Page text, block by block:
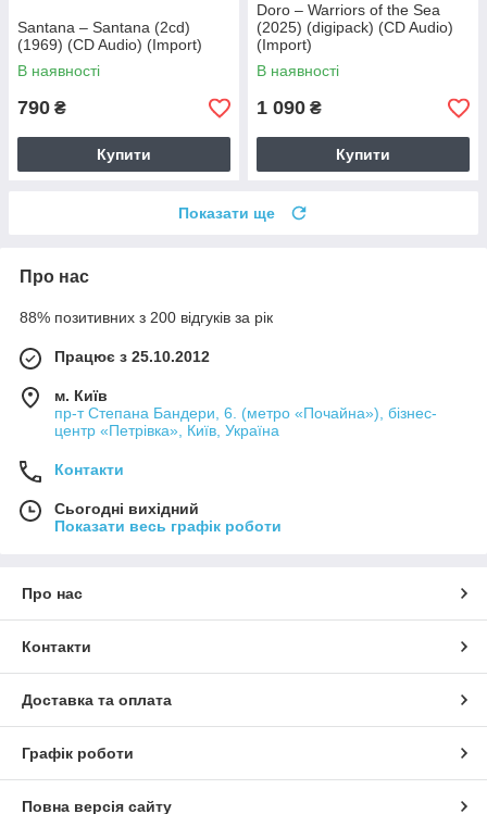
Santana – Santana (2cd)
(1969) (CD Audio) (Import)
В наявності
790 ₴
Купити
Doro – Warriors of the Sea
(2025) (digipack) (CD Audio)
(Import)
В наявності
1 090 ₴
Купити
Показати ще
Про нас
88% позитивних з 200 відгуків за рік
Працює з 25.10.2012
м. Київ
пр-т Степана Бандери, 6. (метро «Почайна»), бізнес-
центр «Петрівка», Київ, Україна
Контакти
Сьогодні вихідний
Показати весь графік роботи
Про нас
Контакти
Доставка та оплата
Графік роботи
Повна версія сайту